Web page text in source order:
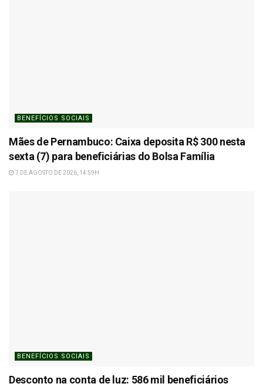
BENEFÍCIOS SOCIAIS
Mães de Pernambuco: Caixa deposita R$ 300 nesta
sexta (7) para beneficiárias do Bolsa Família
7 DE AGOSTO DE 2026, 14:59H
BENEFÍCIOS SOCIAIS
Desconto na conta de luz: 586 mil beneficiários